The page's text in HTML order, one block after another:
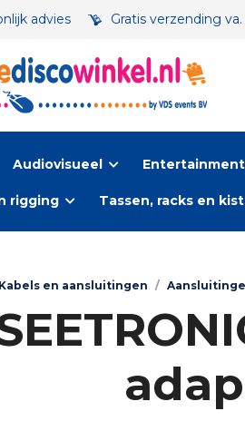
advies Gratis verzending
Audiovisueel
rigging Tassen, racks en
Kabels en aansluitingen /